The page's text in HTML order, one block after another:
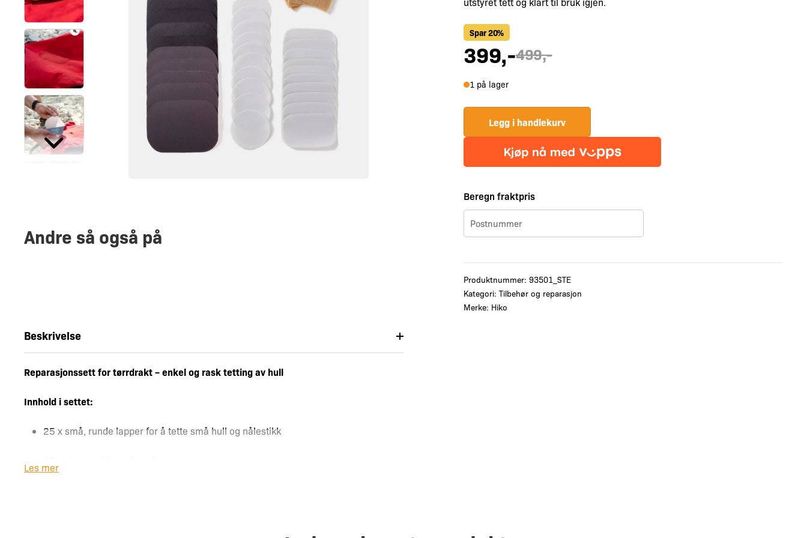
Spar 20%
499,-
399,-
Sort
1 på lager
Legg i handlekurv
Beregn fraktpris
Produktnummer: 93501_STE
Kategori: Tilbehør og reparasjon
Merke: Hiko
Andre så også på
Beskrivelse
Reparasjonssett for tørrdrakt – enkel og rask tetting av hull
Innhold i settet:
25 x små, runde lapper for å tette små hull og nålestikk
Les mer